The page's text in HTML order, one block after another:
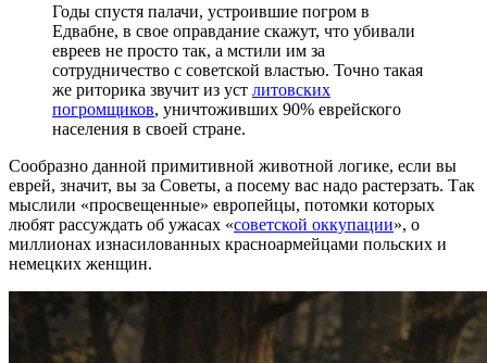
Годы спустя палачи, устроившие погром в
Едвабне, в свое оправдание скажут, что убивали
евреев не просто так, а мстили им за
сотрудничество с советской властью. Точно такая
же риторика звучит из уст литовских
погромщиков, уничтоживших 90% еврейского
населения в своей стране.
Сообразно данной примитивной животной логике, если вы
еврей, значит, вы за Советы, а посему вас надо растерзать. Так
мыслили «просвещенные» европейцы, потомки которых
любят рассуждать об ужасах «советской оккупации», о
миллионах изнасилованных красноармейцами польских и
немецких женщин.